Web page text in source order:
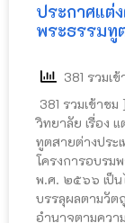
ประกาศแต่
พระธรรมทู
381 รวมเข้
381 รวมเข้าช
วิทยาลัย เรื่อง
ทูตสายต่างประ
โครงการอบรม
พ.ศ. ๒๕๖๖ เป็น
บรรลุผลตามวัต
อำนาจตามคว